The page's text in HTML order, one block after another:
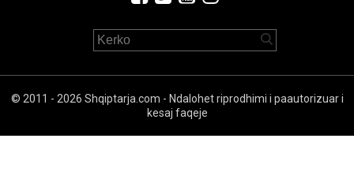
© 2011 - 2026 Shqiptarja.com - Ndalohet riprodhimi i paautorizuar i
kesaj faqeje